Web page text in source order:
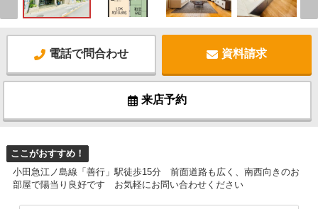
電話で問合わせ 資料請求
来店予約
ここがおすすめ！
小田急江ノ島線「善行」駅徒歩15分 前面道路も広く、南西向きのお
部屋で陽当り良好です お気軽にお問い合わせください